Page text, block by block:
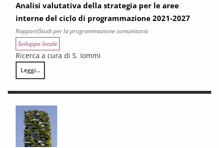
Analisi valutativa della strategia per le aree
interne del ciclo di programmazione 2021-2027
RapportiStudi per la programmazione comunitaria
Sviluppo locale
Ricerca a cura di S. Iommi
Leggi...
Analisi valutativa della strategia per le aree interne del ciclo di